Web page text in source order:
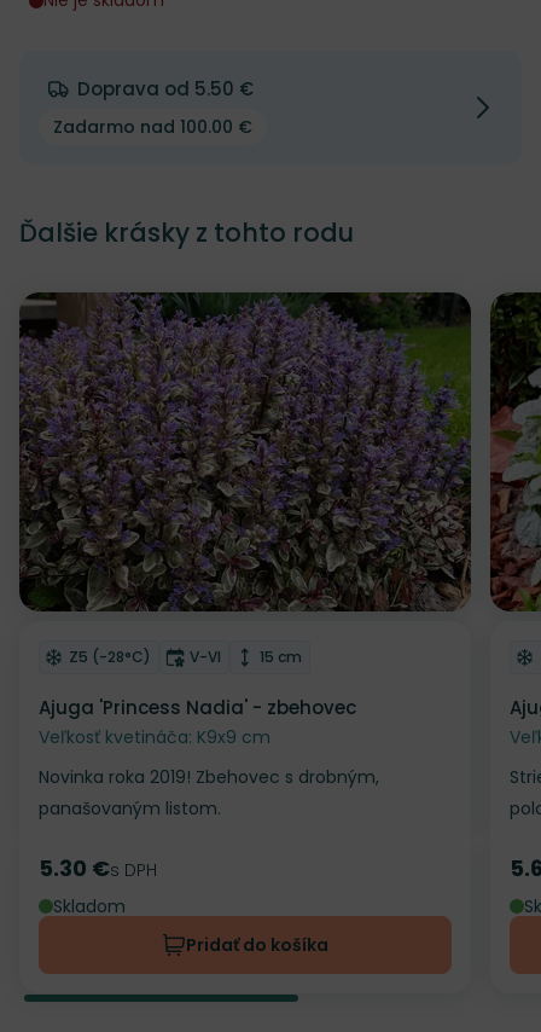
Doprava od 5.50 €
Zadarmo nad 100.00 €
Ďalšie krásky z tohto rodu
Odober do zoznamu želaní
Mrazuvzdornosť
Z5 (-28°C) Doba kvitnutia
V-VI Výška rastliny
15 cm
Ajuga 'Princess Nadia' - zbehovec
Veľkosť kvetináča: K9x9 cm
Novinka roka 2019! Zbehovec s drobným,
panašovaným listom.
Cena
5.30 €s DPH
Skladom
Pridať do košíka